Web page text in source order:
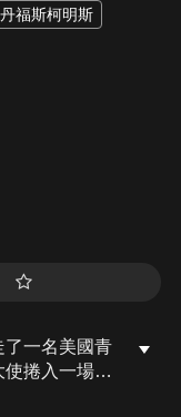
丹福斯柯明斯
了一名美國青
捲入一場孤